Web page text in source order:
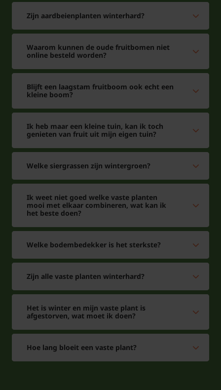
Zijn aardbeienplanten winterhard?
Waarom kunnen de oude fruitbomen niet
online besteld worden?
Blijft een laagstam fruitboom ook echt een
kleine boom?
Ik heb maar een kleine tuin, kan ik toch
genieten van fruit uit mijn eigen tuin?
Welke siergrassen zijn wintergroen?
Ik weet niet goed welke vaste planten
mooi met elkaar combineren, wat kan ik
het beste doen?
Welke bodembedekker is het sterkste?
Zijn alle vaste planten winterhard?
Het is winter en mijn vaste plant is
afgestorven, wat moet ik doen?
Hoe lang bloeit een vaste plant?